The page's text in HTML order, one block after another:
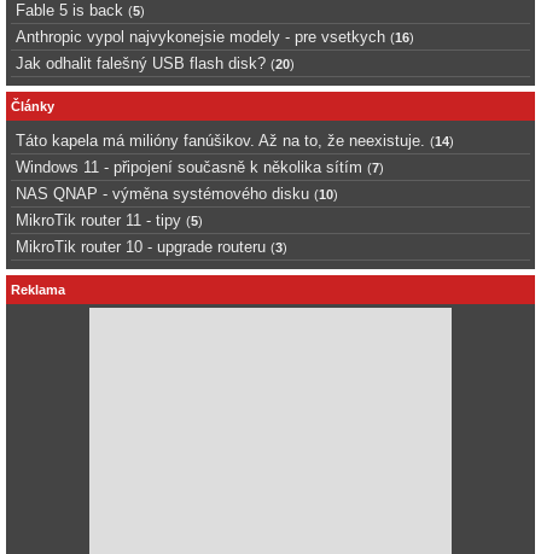
Fable 5 is back (5)
Anthropic vypol najvykonejsie modely - pre vsetkych (16)
Jak odhalit falešný USB flash disk? (20)
Články
Táto kapela má milióny fanúšikov. Až na to, že neexistuje. (14)
Windows 11 - připojení současně k několika sítím (7)
NAS QNAP - výměna systémového disku (10)
MikroTik router 11 - tipy (5)
MikroTik router 10 - upgrade routeru (3)
Reklama